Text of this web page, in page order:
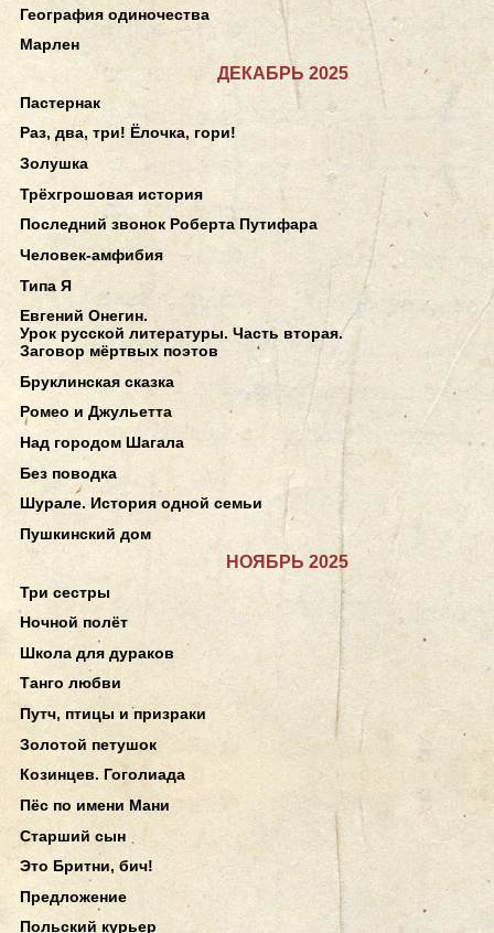
География одиночества
Марлен
ДЕКАБРЬ 2025
Пастернак
Раз, два, три! Ёлочка, гори!
Золушка
Трёхгрошовая история
Последний звонок Роберта Путифара
Человек-амфибия
Типа Я
Евгений Онегин.
Урок русской литературы. Часть вторая.
Заговор мёртвых поэтов
Бруклинская сказка
Ромео и Джульетта
Над городом Шагала
Без поводка
Шурале. История одной семьи
Пушкинский дом
НОЯБРЬ 2025
Три сестры
Ночной полёт
Школа для дураков
Танго любви
Путч, птицы и призраки
Золотой петушок
Козинцев. Гоголиада
Пёс по имени Мани
Старший сын
Это Бритни, бич!
Предложение
Польский курьер